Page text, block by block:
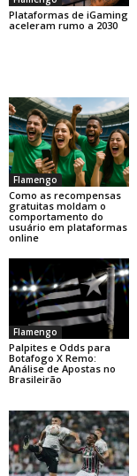
Plataformas de iGaming
aceleram rumo a 2030
Flamengo
Como as recompensas
gratuitas moldam o
comportamento do
usuário em plataformas
online
Flamengo
Palpites e Odds para
Botafogo X Remo:
Análise de Apostas no
Brasileirão